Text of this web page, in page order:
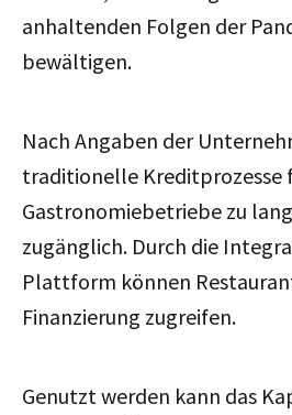
anhaltenden Folgen der
bewältigen.
Nach Angaben der
traditionelle Kreditprozesse
Gastronomiebetriebe zu
zugänglich. Durch die
Plattform können
Finanzierung zugreifen.
Genutzt werden kann das